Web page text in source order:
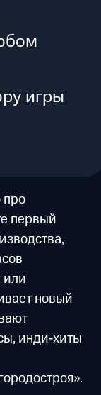
игры
про
первый
новый
инди‑хиты